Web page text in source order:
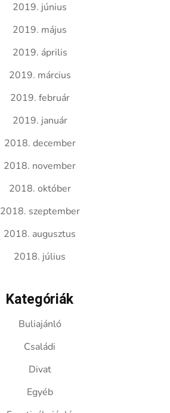
2019. június
2019. május
2019. április
2019. március
2019. február
2019. január
2018. december
2018. november
2018. október
2018. szeptember
2018. augusztus
2018. július
Kategóriák
Buliajánló
Családi
Divat
Egyéb